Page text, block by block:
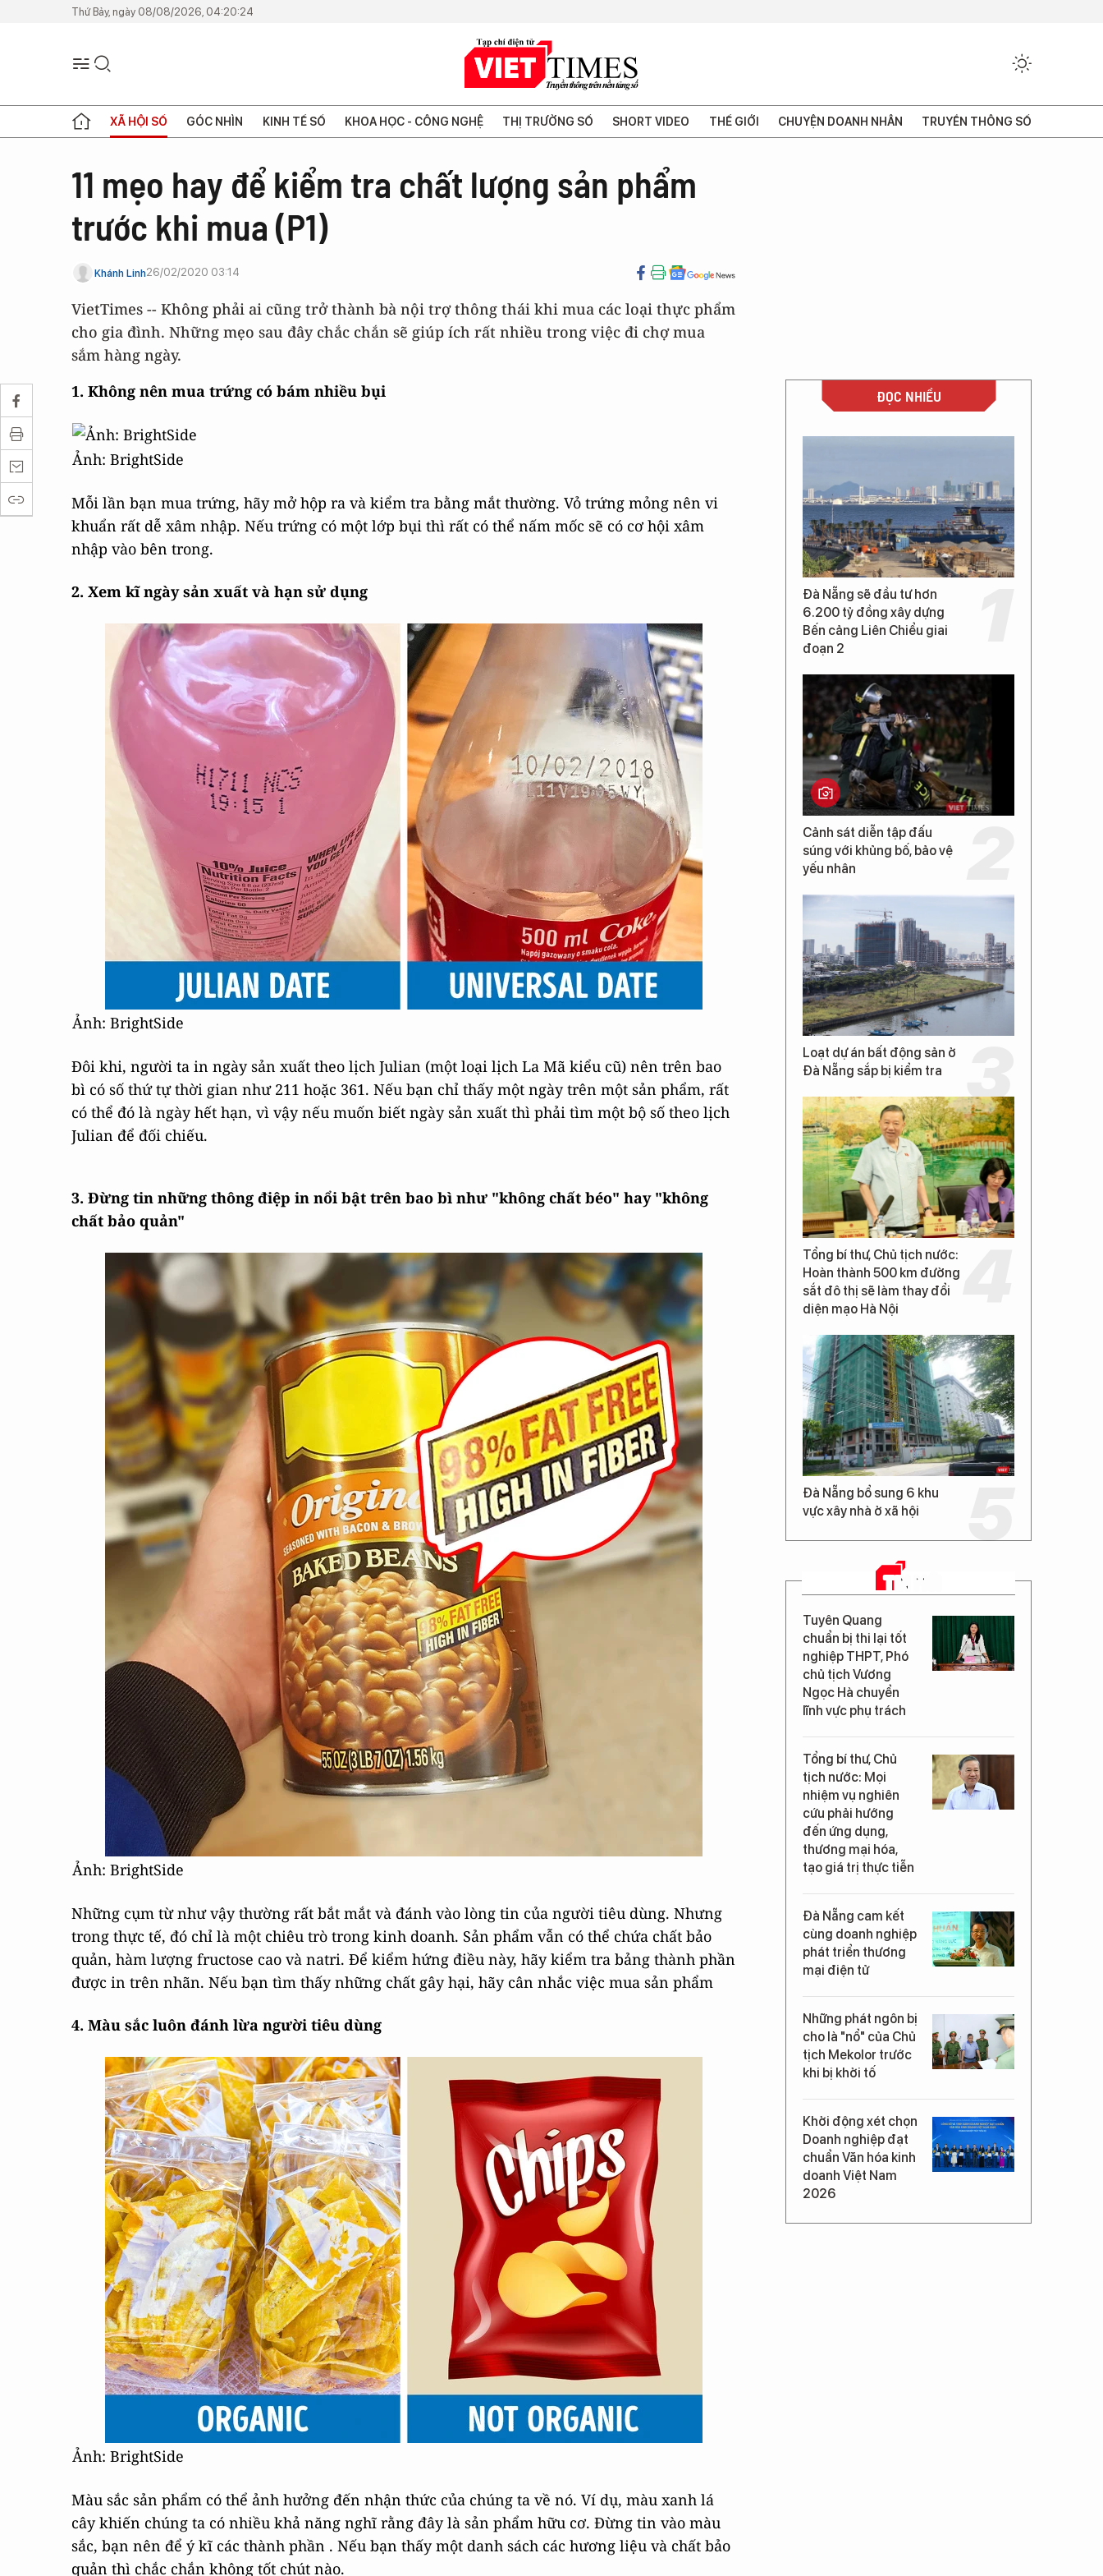
Thứ Bảy, ngày 08/08/2026, 04:20:24
XÃ HỘI SỐ GÓC NHÌN KINH TẾ SỐ KHOA HỌC - CÔNG NGHỆ THỊ TRƯỜNG SỐ SHORT VIDEO THẾ GIỚI CHUYỆN DOANH NHÂN TRUYỀN THÔNG SỐ
11 mẹo hay để kiểm tra chất lượng sản phẩm
trước khi mua (P1)
Khánh Linh26/02/2020 03:14
VietTimes -- Không phải ai cũng trở thành bà nội trợ thông thái khi mua các loại thực phẩm
cho gia đình. Những mẹo sau đây chắc chắn sẽ giúp ích rất nhiều trong việc đi chợ mua
sắm hàng ngày.
1. Không nên mua trứng có bám nhiều bụi
Ảnh: BrightSide
Mỗi lần bạn mua trứng, hãy mở hộp ra và kiểm tra bằng mắt thường. Vỏ trứng mỏng nên vi
khuẩn rất dễ xâm nhập. Nếu trứng có một lớp bụi thì rất có thể nấm mốc sẽ có cơ hội xâm
nhập vào bên trong.
2. Xem kĩ ngày sản xuất và hạn sử dụng
Ảnh: BrightSide
Đôi khi, người ta in ngày sản xuất theo lịch Julian (một loại lịch La Mã kiểu cũ) nên trên bao
bì có số thứ tự thời gian như 211 hoặc 361. Nếu bạn chỉ thấy một ngày trên một sản phẩm, rất
có thể đó là ngày hết hạn, vì vậy nếu muốn biết ngày sản xuất thì phải tìm một bộ số theo lịch
Julian để đối chiếu.
3. Đừng tin những thông điệp in nổi bật trên bao bì như "không chất béo" hay "không
chất bảo quản"
Ảnh: BrightSide
Những cụm từ như vậy thường rất bắt mắt và đánh vào lòng tin của người tiêu dùng. Nhưng
trong thực tế, đó chỉ là một chiêu trò trong kinh doanh. Sản phẩm vẫn có thể chứa chất bảo
quản, hàm lượng fructose cao và natri. Để kiểm hứng điều này, hãy kiểm tra bảng thành phần
được in trên nhãn. Nếu bạn tìm thấy những chất gây hại, hãy cân nhắc việc mua sản phẩm
4. Màu sắc luôn đánh lừa người tiêu dùng
Ảnh: BrightSide
Màu sắc sản phẩm có thể ảnh hưởng đến nhận thức của chúng ta về nó. Ví dụ, màu xanh lá
cây khiến chúng ta có nhiều khả năng nghĩ rằng đây là sản phẩm hữu cơ. Đừng tin vào màu
sắc, bạn nên để ý kĩ các thành phần . Nếu bạn thấy một danh sách các hương liệu và chất bảo
quản thì chắc chắn không tốt chút nào.
ĐỌC NHIỀU
Đà Nẵng sẽ đầu tư hơn
6.200 tỷ đồng xây dựng
Bến cảng Liên Chiểu giai
đoạn 2
Cảnh sát diễn tập đấu
súng với khủng bố, bảo vệ
yếu nhân
Loạt dự án bất động sản ở
Đà Nẵng sắp bị kiểm tra
Tổng bí thư, Chủ tịch nước:
Hoàn thành 500 km đường
sắt đô thị sẽ làm thay đổi
diện mạo Hà Nội
Đà Nẵng bổ sung 6 khu
vực xây nhà ở xã hội
TIN MỚI
Tuyên Quang
chuẩn bị thi lại tốt
nghiệp THPT, Phó
chủ tịch Vương
Ngọc Hà chuyển
lĩnh vực phụ trách
Tổng bí thư, Chủ
tịch nước: Mọi
nhiệm vụ nghiên
cứu phải hướng
đến ứng dụng,
thương mại hóa,
tạo giá trị thực tiễn
Đà Nẵng cam kết
cùng doanh nghiệp
phát triển thương
mại điện tử
Những phát ngôn bị
cho là "nổ" của Chủ
tịch Mekolor trước
khi bị khởi tố
Khởi động xét chọn
Doanh nghiệp đạt
chuẩn Văn hóa kinh
doanh Việt Nam
2026